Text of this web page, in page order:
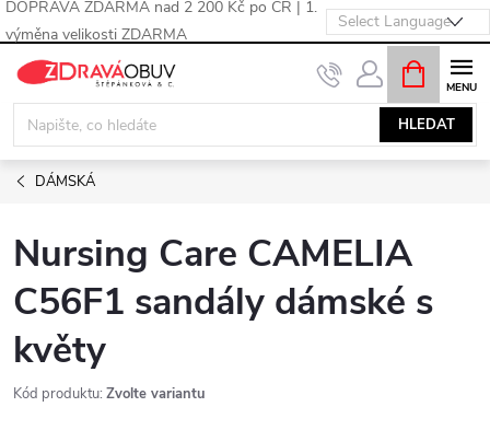
DOPRAVA ZDARMA nad 2 200 Kč po ČR | 1.
výměna velikosti ZDARMA
Přejít
obsah
HLEDAT
NÁKUPNÍ
KOŠÍK
DÁMSKÁ
Nursing Care CAMELIA
C56F1 sandály dámské s
květy
Kód produktu: Zvolte variantu